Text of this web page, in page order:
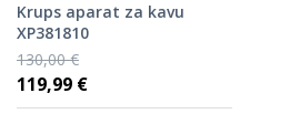
Krups aparat za kavu
XP381810
130,00 €
119,99 €